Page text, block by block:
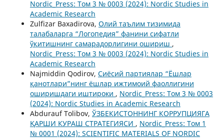
Nordic_Press: Том 3 № 0003 (2024): Nordic Studies in
Academic Research
Zulfizar Baxadirova, Олий таълим тизимида
талабаларга “Логопедия” фанини сифатли
ўқитишнинг самарадорлигини ошириш ,
Nordic_Press: Том 3 № 0003 (2024): Nordic Studies in
Academic Research
Najmiddin Qodirov, Сиёсий партиялар “Ёшлар
қанотлари”нинг ёшлар ижтимоий фаоллигини
оширишдаги иштироки , Nordic_Press: Том 3 № 0003
(2024): Nordic Studies in Academic Research
Abdurauf Tolibov, ЎЗБЕКИСТОННИНГ КОРРУПЦИЯГА
ҚАРШИ КУРАШ СТРАТЕГИЯСИ , Nordic_Press: Том 1
№ 0001 (2024): SCIENTIFIC MATERIALS OF NORDIC